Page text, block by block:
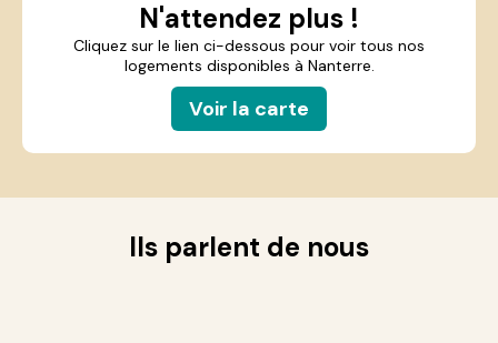
N'attendez plus !
Cliquez sur le lien ci-dessous pour voir tous nos
logements disponibles à Nanterre.
Voir la carte
Ils parlent de nous